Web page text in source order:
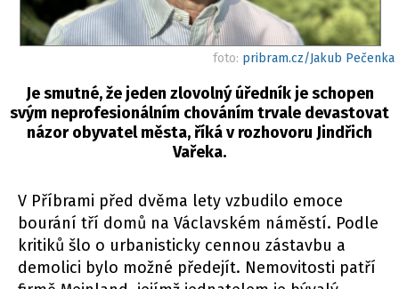
foto: pribram.cz/Jakub Pečenka
Je smutné, že jeden zlovolný úředník je schopen
svým neprofesionálním chováním trvale devastovat
názor obyvatel města, říká v rozhovoru Jindřich
Vařeka.
V Příbrami před dvěma lety vzbudilo emoce
bourání tří domů na Václavském náměstí. Podle
kritiků šlo o urbanisticky cennou zástavbu a
demolici bylo možné předejít. Nemovitosti patří